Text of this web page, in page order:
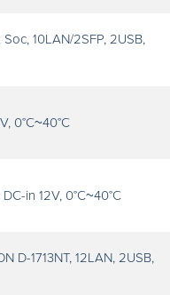
10LAN/2SFP, 2USB,
0°C~40°C
in 12V, 0°C~40°C
D-1713NT, 12LAN, 2USB,